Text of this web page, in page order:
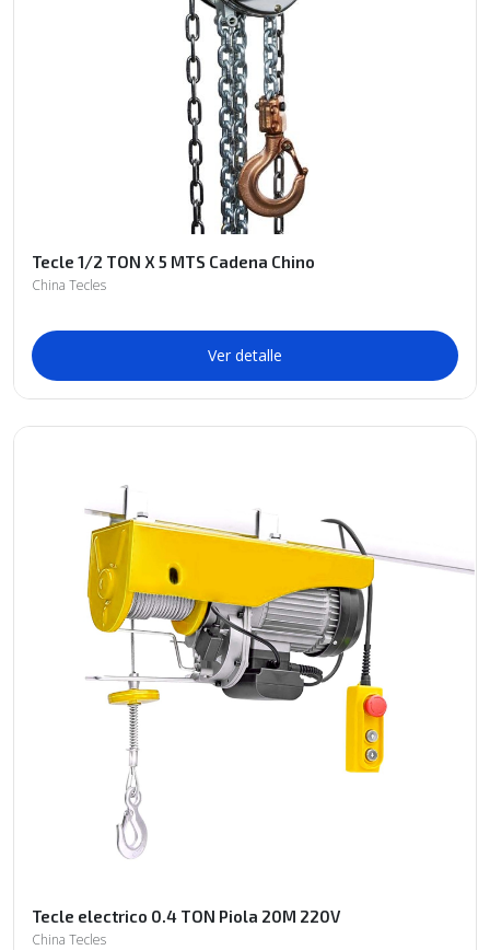
Tecle 1/2 TON X 5 MTS Cadena Chino
China Tecles
Ver detalle
Tecle electrico 0.4 TON Piola 20M 220V
China Tecles